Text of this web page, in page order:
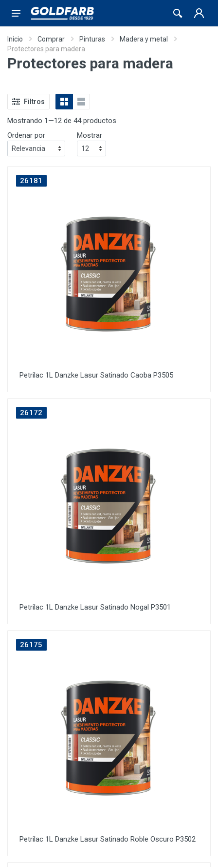
Inicio Comprar Pinturas
Madera y metal
Protectores para madera
Protectores para madera
Filtros
Mostrando 1—12 de 44 productos
Ordenar por
Mostrar
26181
Petrilac 1L Danzke Lasur Satinado Caoba P3505
26172
Petrilac 1L Danzke Lasur Satinado Nogal P3501
26175
Petrilac 1L Danzke Lasur Satinado Roble Oscuro P3502